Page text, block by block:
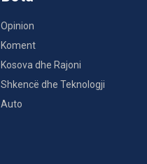
Opinion
Koment
Kosova dhe Rajoni
Shkencë dhe Teknologji
Auto